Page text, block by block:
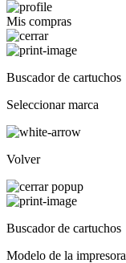
Mis compras
Buscador de cartuchos
Seleccionar marca
Volver
Buscador de cartuchos
Modelo de la impresora